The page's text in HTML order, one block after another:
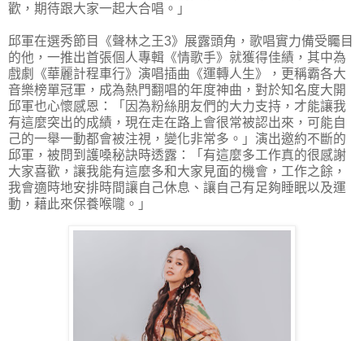
歡，期待跟大家一起大合唱。」
邱軍在選秀節目《聲林之王3》展露頭角，歌唱實力備受矚目
的他，一推出首張個人專輯《情歌手》就獲得佳績，其中為
戲劇《華麗計程車行》演唱插曲《運轉人生》，更稱霸各大
音樂榜單冠軍，成為熱門翻唱的年度神曲，對於知名度大開
邱軍也心懷感恩：「因為粉絲朋友們的大力支持，才能讓我
有這麼突出的成績，現在走在路上會很常被認出來，可能自
己的一舉一動都會被注視，變化非常多。」演出邀約不斷的
邱軍，被問到護嗓秘訣時透露：「有這麼多工作真的很感謝
大家喜歡，讓我能有這麼多和大家見面的機會，工作之餘，
我會適時地安排時間讓自己休息、讓自己有足夠睡眠以及運
動，藉此來保養喉嚨。」